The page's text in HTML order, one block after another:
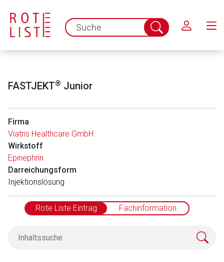
spc.search.input.placeholder
Suche
abschicken
FASTJEKT® Junior
Firma
Viatris Healthcare GmbH
Wirkstoff
Epinephrin
Darreichungsform
Injektionslösung
Rote Liste Eintrag Fachinformation